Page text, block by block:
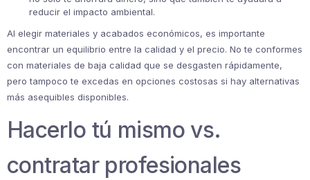
reducir el impacto ambiental.
Al elegir materiales y acabados económicos, es importante
encontrar un equilibrio entre la calidad y el precio. No te conformes
con materiales de baja calidad que se desgasten rápidamente,
pero tampoco te excedas en opciones costosas si hay alternativas
más asequibles disponibles.
Hacerlo tú mismo vs.
contratar profesionales